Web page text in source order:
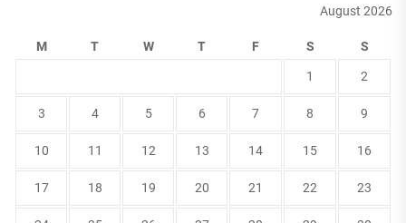
August 2026
M T W T F S S
1 2
3 4 5 6 7 8 9
10 11 12 13 14 15 16
17 18 19 20 21 22 23